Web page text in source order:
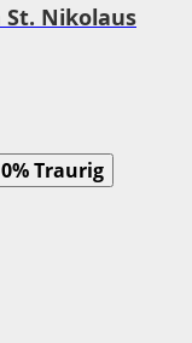
Nikolaus
0%Traurig